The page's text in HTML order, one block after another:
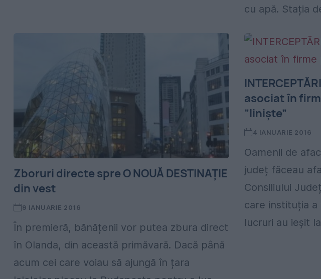
cu apă. Stația
Zboruri directe spre O NOUĂ DESTINAȚIE
din vest
9 IANUARIE 2016
În premieră, bănățenii vor putea zbura direct
în Olanda, din această primăvară. Dacă până
acum cei care voiau să ajungă în țara
asociat în
”liniște”
4 IANUARIE 2016
Oamenii de
județ făceau
Consiliului
care instituția a
lucruri au ieșit